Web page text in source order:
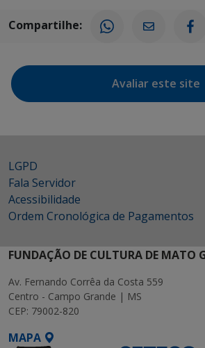
Compartilhe:
Avaliar este site
LGPD
Fala Servidor
Acessibilidade
Ordem Cronológica de Pagamentos
FUNDAÇÃO DE CULTURA DE MATO
Av. Fernando Corrêa da Costa 559
Centro - Campo Grande | MS
CEP: 79002-820
MAPA